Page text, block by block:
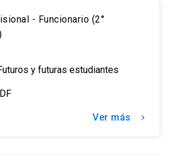
- Funcionario (2°
y futuras estudiantes
Ver más keyboard_arrow_right